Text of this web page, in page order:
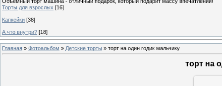
Торты для взрослых [16]
Капкейки [38]
А что внутри? [18]
Главная » Фотоальбом » Детские торты » торт на один годик мальчику
торт на